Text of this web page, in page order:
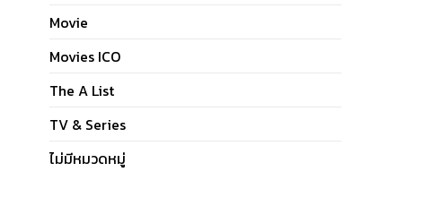
Movie
Movies ICO
The A List
TV & Series
ไม่มีหมวดหมู่